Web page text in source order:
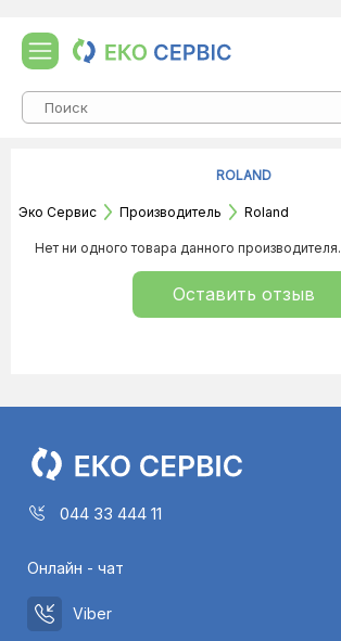
ROLAND
Эко Сервис Производитель Roland
Нет ни одного товара данного производителя.
Оставить отзыв
044 33 444 11
Онлайн - чат
Viber